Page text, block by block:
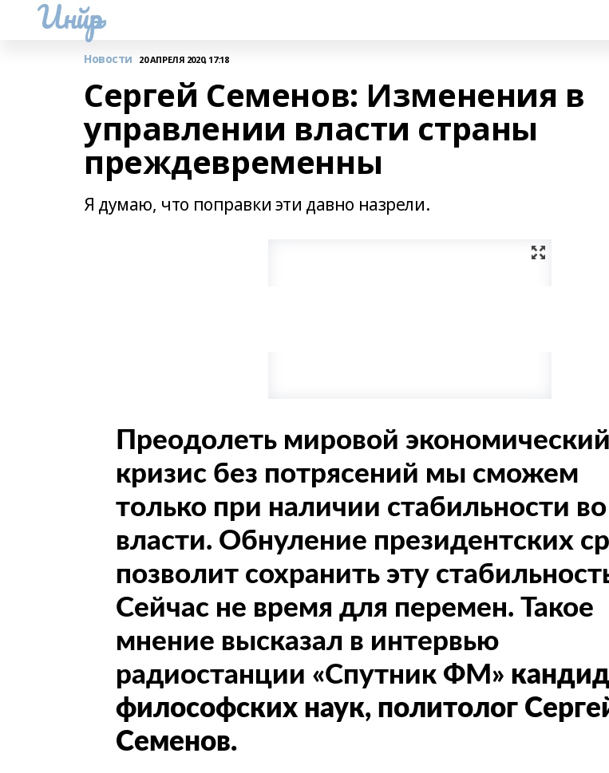
Инйәр
Новости 20 АПРЕЛЯ 2020, 17:18
Сергей Семенов: Изменения в
управлении власти страны
преждевременны
Я думаю, что поправки эти давно назрели.
Преодолеть мировой экономический
кризис без потрясений мы сможем
только при наличии стабильности во
власти. Обнуление президентских
позволит сохранить эту
Сейчас не время для перемен. Такое
мнение высказал в интервью
радиостанции «Спутник ФМ»
философских наук, политолог
Семенов.